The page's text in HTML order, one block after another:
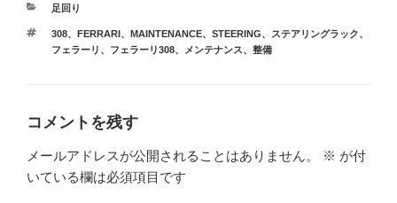
カ
ゴ
リ
足回り
タ
グ
308、 FERRARI、 MAINTENANCE、 STEERING、 ステアリングラック、
フェラーリ 、 フェラーリ308、 メンテナンス、 整備
コメントを残す
メールアドレスが公開されることはありません。 ※ が付
いている欄は必須項目です